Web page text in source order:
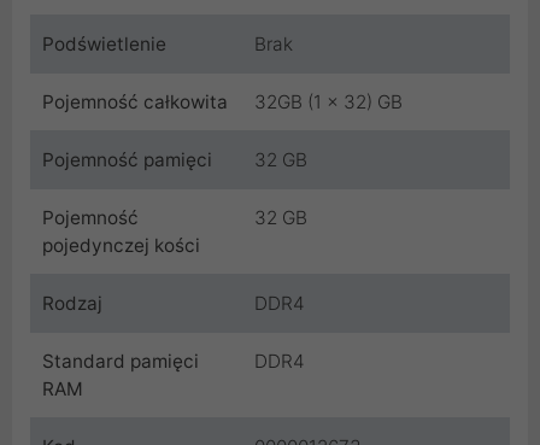
Podświetlenie Brak
Pojemność całkowita 32GB (1 x 32) GB
Pojemność pamięci 32 GB
Pojemność
pojedynczej kości
32 GB
Rodzaj DDR4
Standard pamięci
RAM
DDR4